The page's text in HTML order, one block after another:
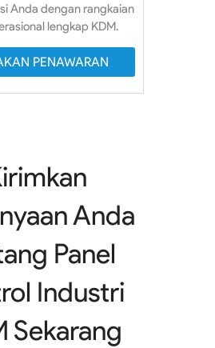
Anda dengan rangkaian
lengkap KDM.
PENAWARAN
Anda
Panel
Industri
Sekarang